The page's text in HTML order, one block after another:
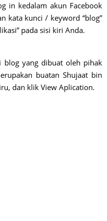
in kedalam akun Facebook
kata kunci / keyword “blog”
pada sisi kiri Anda.
blog yang dibuat oleh pihak
buatan Shujaat bin
dan klik View Aplication.